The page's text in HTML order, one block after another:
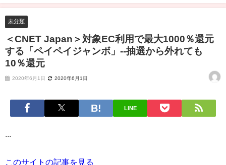
イジャンボ」--抽選から外れても10％還元
未分類
＜CNET Japan＞対象EC利用で最大1000％還元
する「ペイペイジャンボ」--抽選から外れても
10％還元
2020年6月1日 2020年6月1日
LINE
...
このサイトの記事を見る